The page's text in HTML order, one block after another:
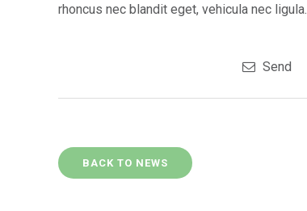
rhoncus nec blandit eget, vehicula nec ligula.
Send
BACK TO NEWS